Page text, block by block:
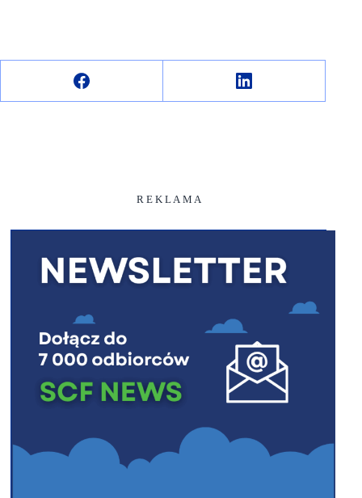
R E K L A M A